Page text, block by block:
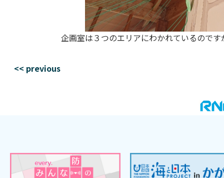
企画室は３つのエリアにわかれているので
<< previous